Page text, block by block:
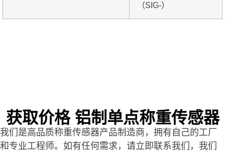
（SIG-）
获取价格 铝制单点称重传感器
我们是高品质称重传感器产品制造商，拥有自己的工厂
和专业工程师。如有任何需求，请立即联系我们，我们